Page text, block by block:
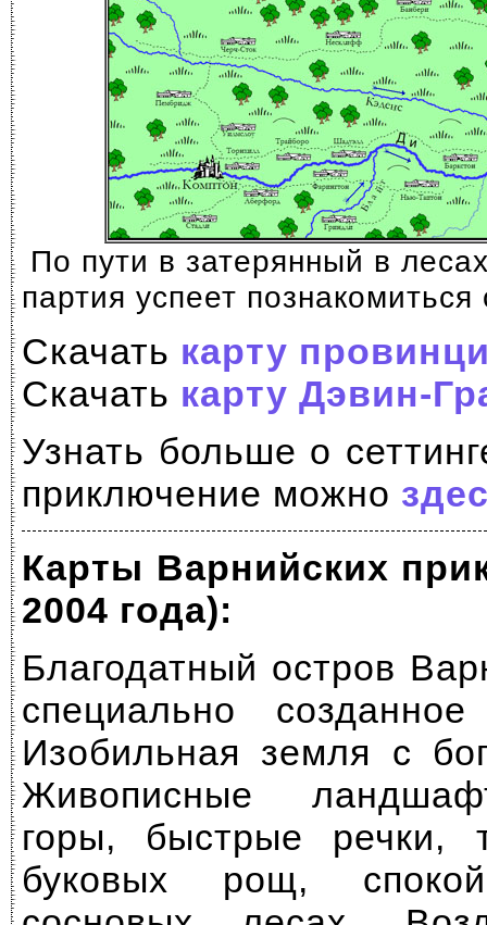
По пути в затерянный в
партия успеет
Скачать карту
Скачать карту Дэвин-
Узнать больше о
приключение можно
Карты Варнийских
2004 года):
Благодатный остров
специально
Изобильная земля с
Живописные
горы, быстрые речки,
буковых рощ,